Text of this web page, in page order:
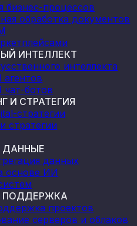
бизнес-процессов
обработка документов
ИНТЕЛЛЕКТ
интеллекта
чат-ботов
И СТРАТЕГИЯ
стратегии
стратегии
ДАННЫЕ
данных
основе ИИ
ПОДДЕРЖКА
проектов
серверов и облаков